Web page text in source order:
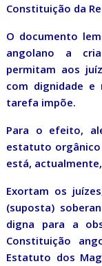
Constituição da
O documento
angolano a
permitam aos
com dignidade e
tarefa impõe.
Para o efeito,
estatuto
está,
Exortam os
(suposta)
digna para a
Constituição
Estatuto dos